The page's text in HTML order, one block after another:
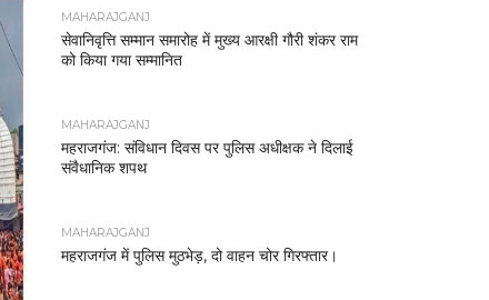
MAHARAJGANJ
सेवानिवृत्ति सम्मान समारोह में मुख्य आरक्षी गौरी शंकर राम
को किया गया सम्मानित
MAHARAJGANJ
महराजगंज: संविधान दिवस पर पुलिस अधीक्षक ने दिलाई
संवैधानिक शपथ
MAHARAJGANJ
महराजगंज में पुलिस मुठभेड़, दो वाहन चोर गिरफ्तार।